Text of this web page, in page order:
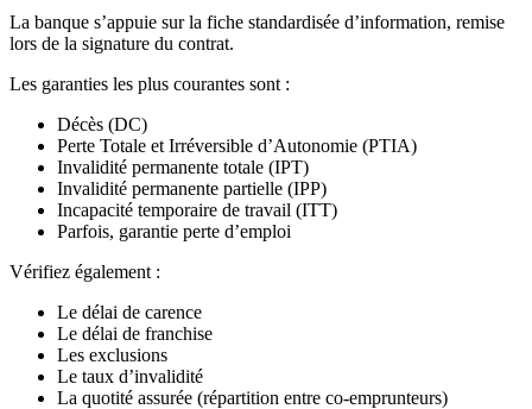
La banque s’appuie sur la fiche standardisée d’information, remise
lors de la signature du contrat.
Les garanties les plus courantes sont :
Décès (DC)
Perte Totale et Irréversible d’Autonomie (PTIA)
Invalidité permanente totale (IPT)
Invalidité permanente partielle (IPP)
Incapacité temporaire de travail (ITT)
Parfois, garantie perte d’emploi
Vérifiez également :
Le délai de carence
Le délai de franchise
Les exclusions
Le taux d’invalidité
La quotité assurée (répartition entre co-emprunteurs)